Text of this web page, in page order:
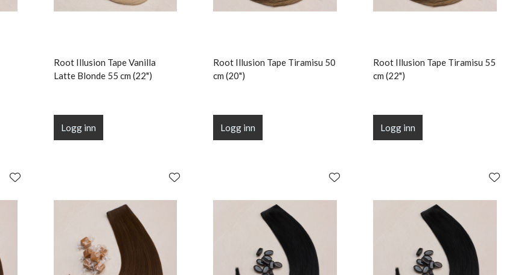
Root Illusion Tape Vanilla
Latte Blonde 55 cm (22")
Logg inn
Root Illusion Tape Tiramisu 50
cm (20")
Logg inn
Root Illusion Tape Tiramisu 55
cm (22")
Logg inn